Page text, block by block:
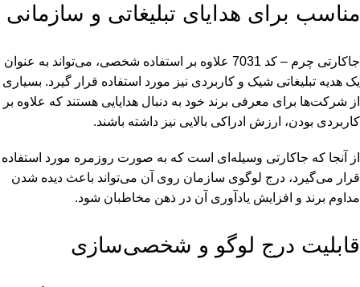
مناسب برای هدایای تبلیغاتی و سازمانی
جاکارتی چرم – کد 7031 علاوه بر استفاده شخصی، می‌تواند به عنوان
یک هدیه تبلیغاتی شیک و کاربردی نیز مورد استفاده قرار گیرد. بسیاری
از شرکت‌ها برای معرفی برند خود به دنبال هدایایی هستند که علاوه بر
کاربردی بودن، ارزش ادراکی بالایی نیز داشته باشند.
از آنجا که جاکارتی وسیله‌ای است که به صورت روزمره مورد استفاده
قرار می‌گیرد، درج لوگوی سازمان روی آن می‌تواند باعث دیده شدن
مداوم برند و افزایش یادآوری آن در ذهن مخاطبان شود.
قابلیت درج لوگو و شخصی‌سازی